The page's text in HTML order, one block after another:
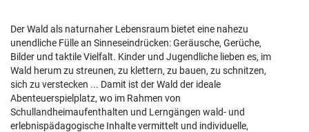
Der Wald als naturnaher Lebensraum bietet eine nahezu
unendliche Fülle an Sinneseindrücken: Geräusche, Gerüche,
Bilder und taktile Vielfalt. Kinder und Jugendliche lieben es, im
Wald herum zu streunen, zu klettern, zu bauen, zu schnitzen,
sich zu verstecken ... Damit ist der Wald der ideale
Abenteuerspielplatz, wo im Rahmen von
Schullandheimaufenthalten und Lerngängen wald- und
erlebnispädagogische Inhalte vermittelt und individuelle,